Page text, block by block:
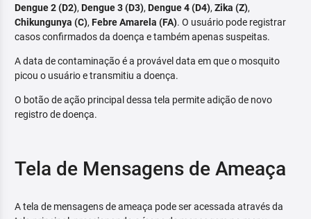
Dengue 2 (D2), Dengue 3 (D3), Dengue 4 (D4), Zika (Z),
Chikungunya (C), Febre Amarela (FA). O usuário pode registrar
casos confirmados da doença e também apenas suspeitas.
A data de contaminação é a provável data em que o mosquito
picou o usuário e transmitiu a doença.
O botão de ação principal dessa tela permite adição de novo
registro de doença.
Tela de Mensagens de Ameaça
A tela de mensagens de ameaça pode ser acessada através da